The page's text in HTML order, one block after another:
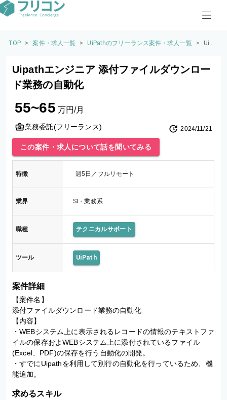
TOP > 案件・求人一覧 > UiPathのフリーランス案件・求人一覧 >
Uipa
ニア
ード
Uipathエンジニア 添付ファイルダウンロー
ド業務の自動化
55~65 万円/月
業務委託(フリーランス) 2024/11/21
この案件・求人について話を聞いてみる
特徴 週5日／フルリモート
業界 SI・業務系
職種 テクニカルサポート
ツール UiPath
案件詳細
【案件名】
添付ファイルダウンロード業務の自動化
【内容】
・WEBシステム上に表示されるレコードの情報のテキストファ
イルの保存およWEBシステム上に添付されているファイル
(Excel、PDF)の保存を行う自動化の開発。
・すでにUipathを利用して別行の自動化を行っているため、機
能追加。
求めるスキル